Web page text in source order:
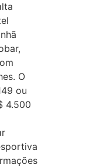
O
ou
4.500